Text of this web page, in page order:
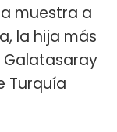
muestra a
la hija más
Galatasaray
Turquía